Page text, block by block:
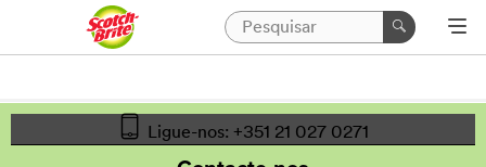
Ligue-nos: +351 21 027 0271